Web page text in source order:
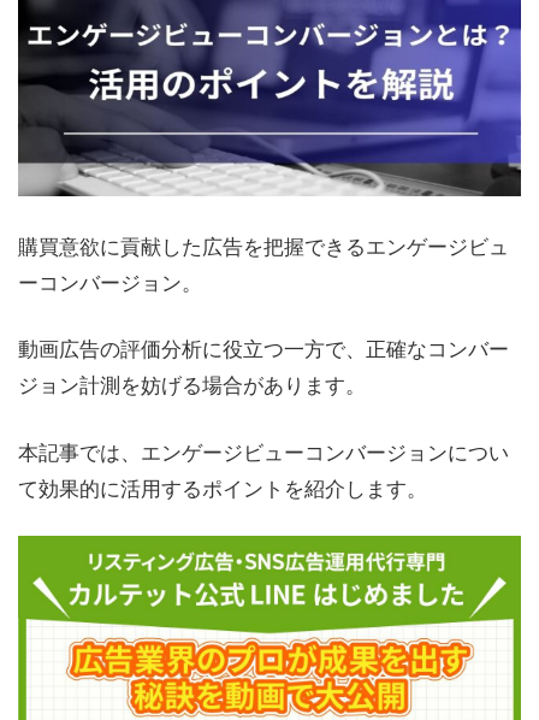
購買意欲に貢献した広告を把握できるエンゲージビュ
ーコンバージョン。
動画広告の評価分析に役立つ一方で、正確なコンバー
ジョン計測を妨げる場合があります。
本記事では、エンゲージビューコンバージョンについ
て効果的に活用するポイントを紹介します。